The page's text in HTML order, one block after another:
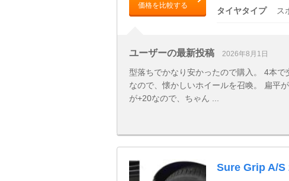
価格を比較する
タイヤタイプ ス
ユーザーの最新投稿 2026年8月1日
型落ちでかなり安かったので購入。 4本
なので、懐かしいホイールを召喚。 扁平
が+20なので、ちゃん ...
Sure Grip A/S